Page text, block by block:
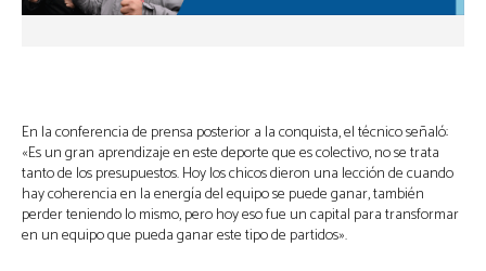
En la conferencia de prensa posterior a la conquista, el técnico señaló:
«Es un gran aprendizaje en este deporte que es colectivo, no se trata
tanto de los presupuestos. Hoy los chicos dieron una lección de cuando
hay coherencia en la energía del equipo se puede ganar, también
perder teniendo lo mismo, pero hoy eso fue un capital para transformar
en un equipo que pueda ganar este tipo de partidos».